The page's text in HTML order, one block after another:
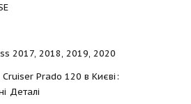
2017, 2018, 2019, 2020
Prado 120 в Києві:
Деталі